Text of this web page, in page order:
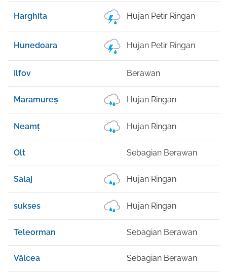
Harghita Hujan Petir Ringan
Hunedoara Hujan Petir Ringan
Ilfov Berawan
Maramureș Hujan Ringan
Neamț Hujan Ringan
Olt Sebagian Berawan
Salaj Hujan Ringan
sukses Hujan Ringan
Teleorman Sebagian Berawan
Vâlcea Sebagian Berawan